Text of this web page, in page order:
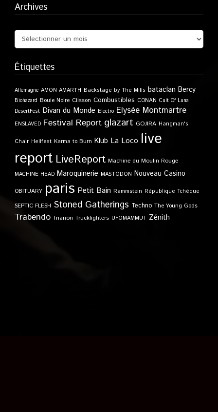
Archives
Étiquettes
Allemagne AMON AMARTH Backstage by The Mills bataclan Bercy
Biohazard Boule Noire Clisson Combustibles CONAN Cult Of Luna
DesertFest Divan du Monde Electro Elysée Montmartre
ENSLAVED Festival Report glazart GOJIRA Hangman's
Chair Hellfest Karma to Burn Klub La Loco live
report LiveReport Machine du Moulin Rouge
MACHINE HEAD Maroquinerie MASTODON Nouveau Casino
OBITUARY paris Petit Bain Rammstein République Tchèque
SEPTIC FLESH Stoned Gatherings Techno The Young Gods
Trabendo Trianon Truckfighters UFOMAMMUT Zénith